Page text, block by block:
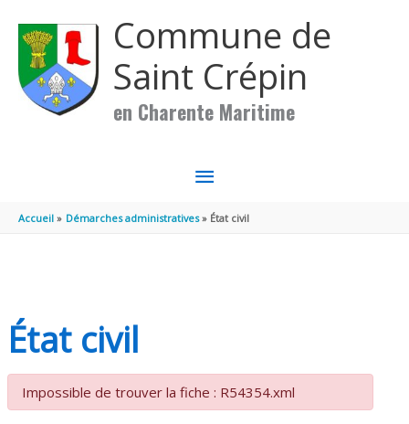
Commune de
Saint Crépin
en Charente Maritime
MENU
PRINCIPAL
Accueil Démarches administratives État civil
État civil
Impossible de trouver la fiche : R54354.xml